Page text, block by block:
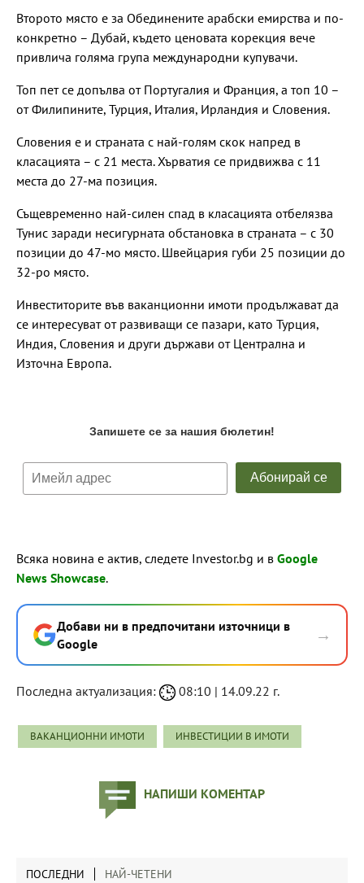
Второто място е за Обединените арабски емирства и по-
конкретно – Дубай, където ценовата корекция вече
привлича голяма група международни купувачи.
Топ пет се допълва от Португалия и Франция, а топ 10 –
от Филипините, Турция, Италия, Ирландия и Словения.
Словения е и страната с най-голям скок напред в
класацията – с 21 места. Хърватия се придвижва с 11
места до 27-ма позиция.
Същевременно най-силен спад в класацията отбелязва
Тунис заради несигурната обстановка в страната – с 30
позиции до 47-мо място. Швейцария губи 25 позиции до
32-ро място.
Инвеститорите във ваканционни имоти продължават да
се интересуват от развиващи се пазари, като Турция,
Индия, Словения и други държави от Централна и
Източна Европа.
Всяка новина е актив, следете Investor.bg и в Google
News Showcase.
Добави ни в предпочитани източници в
Google
→
Последна актуализация: 08:10 | 14.09.22 г.
ВАКАНЦИОННИ ИМОТИ ИНВЕСТИЦИИ В ИМОТИ
НАПИШИ КОМЕНТАР
ПОСЛЕДНИ НАЙ-ЧЕТЕНИ